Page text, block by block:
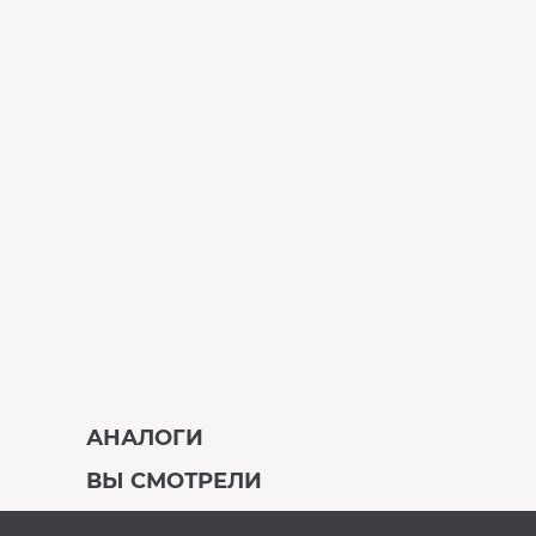
АНАЛОГИ
ВЫ СМОТРЕЛИ